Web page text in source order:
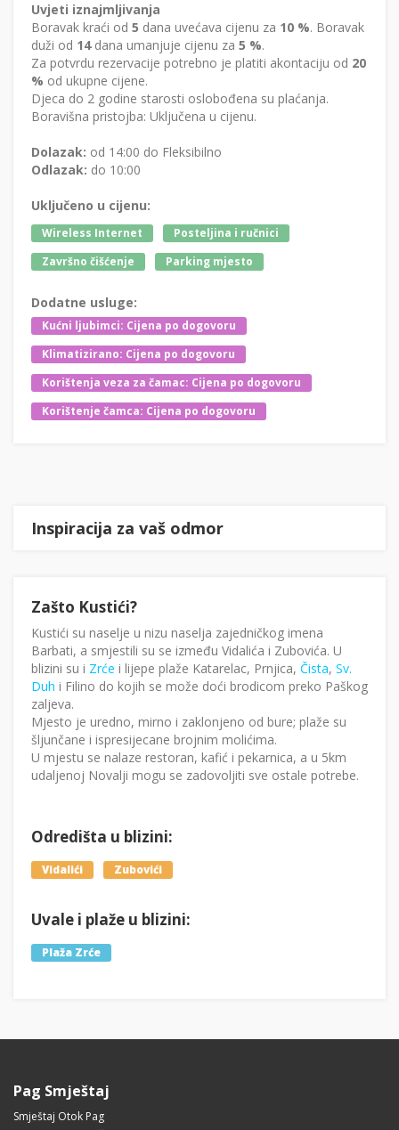
Uvjeti iznajmljivanja
Boravak kraći od 5 dana uvećava cijenu za 10 %. Boravak
duži od 14dana umanjuje cijenu za 5 %.
Za potvrdu rezervacije potrebno je platiti akontaciju od 20
% od ukupne cijene.
Djeca do 2 godine starosti oslobođena su plaćanja.
Boravišna pristojba: Uključena u cijenu.
Dolazak: od 14:00 do Fleksibilno
Odlazak: do 10:00
Uključeno u cijenu:
Wireless Internet
Posteljina i ručnici
Završno čišćenje
Parking mjesto
Dodatne usluge:
Kućni ljubimci: Cijena po dogovoru
Klimatizirano: Cijena po dogovoru
Korištenja veza za čamac: Cijena po dogovoru
Korištenje čamca: Cijena po dogovoru
Inspiracija za vaš odmor
Zašto Kustići?
Kustići su naselje u nizu naselja zajedničkog imena
Barbati, a smjestili su se između Vidalića i Zubovića. U
blizini su i Zrće i lijepe plaže Katarelac, Prnjica, Čista, Sv.
Duh i Filino do kojih se može doći brodicom preko Paškog
zaljeva.
Mjesto je uredno, mirno i zaklonjeno od bure; plaže su
šljunčane i ispresijecane brojnim molićima.
U mjestu se nalaze restoran, kafić i pekarnica, a u 5km
udaljenoj Novalji mogu se zadovoljiti sve ostale potrebe.
Odredišta u blizini:
Vidalići Zubovići
Uvale i plaže u blizini:
Plaža Zrće
Pag Smještaj
Smještaj Otok Pag